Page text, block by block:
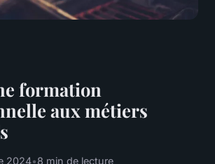
formation
aux métiers
2024•8 min de lecture